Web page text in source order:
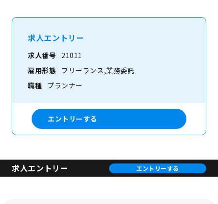
求人エントリー
求人番号
21011
雇用形態
フリーランス,業務委託
職種
プランナー
エントリーする
求人エントリー エントリーする